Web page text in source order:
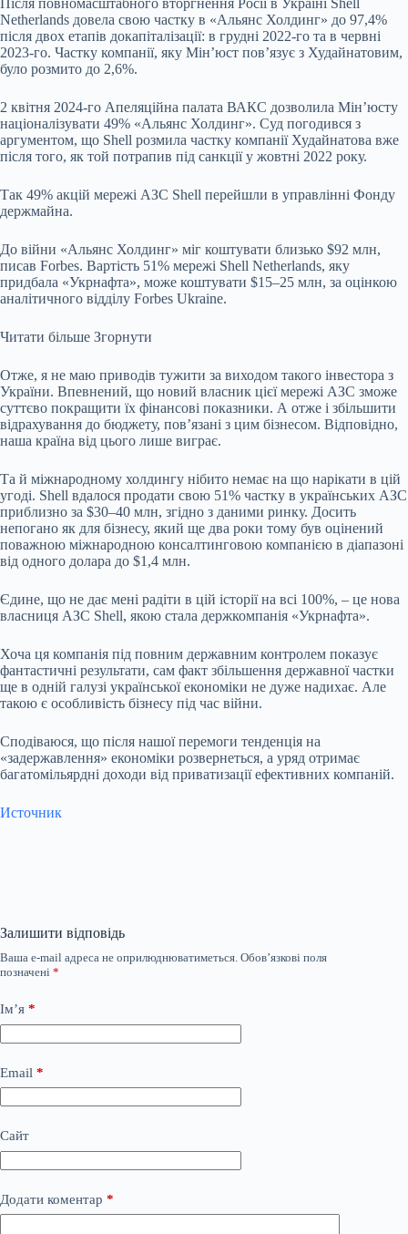
Після повномасштабного вторгнення Росії в Україні Shell
Netherlands довела свою частку в «Альянс Холдинг» до 97,4%
після двох етапів докапіталізації: в грудні 2022-го та в червні
2023-го. Частку компанії, яку Мінʼюст повʼязує з Худайнатовим,
було розмито до 2,6%.
2 квітня 2024-го Апеляційна палата ВАКС дозволила Мінʼюсту
націоналізувати 49% «Альянс Холдинг». Суд погодився з
аргументом, що Shell розмила частку компанії Худайнатова вже
після того, як той потрапив під санкції у жовтні 2022 року.
Так 49% акцій мережі АЗС Shell перейшли в управлінні Фонду
держмайна.
До війни «Альянс Холдинг» міг коштувати близько $92 млн,
писав Forbes. Вартість 51% мережі Shell Netherlands, яку
придбала «Укрнафта», може коштувати $15–25 млн, за оцінкою
аналітичного відділу Forbes Ukraine.
Читати більше Згорнути
Отже, я не маю приводів тужити за виходом такого інвестора з
України. Впевнений, що новий власник цієї мережі АЗС зможе
суттєво покращити їх фінансові показники. А отже і збільшити
відрахування до бюджету, пов’язані з цим бізнесом. Відповідно,
наша країна від цього лише виграє.
Та й міжнародному холдингу нібито немає на що нарікати в цій
угоді. Shell вдалося продати свою 51% частку в українських АЗС
приблизно за $30–40 млн, згідно з даними ринку. Досить
непогано як для бізнесу, який ще два роки тому був оцінений
поважною міжнародною консалтинговою компанією в діапазоні
від одного долара до $1,4 млн.
Єдине, що не дає мені радіти в цій історії на всі 100%, – це нова
власниця АЗС Shell, якою стала держкомпанія «Укрнафта».
Хоча ця компанія під повним державним контролем показує
фантастичні результати, сам факт збільшення державної частки
ще в одній галузі української економіки не дуже надихає. Але
такою є особливість бізнесу під час війни.
Сподіваюся, що після нашої перемоги тенденція на
«задержавлення» економіки розвернеться, а уряд отримає
багатомільярдні доходи від приватизації ефективних компаній.
Источник
Залишити відповідь
Ваша e-mail адреса не оприлюднюватиметься. Обов’язкові поля
позначені *
Ім’я *
Email *
Сайт
Додати коментар *